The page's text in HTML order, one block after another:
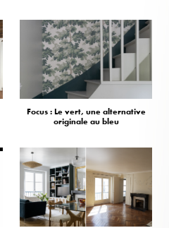
Focus : Le vert, une alternative
originale au bleu